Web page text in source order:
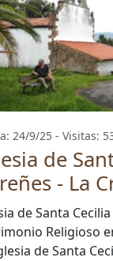
24/9/25 - Visitas:
de
- La
de Santa
Religioso
de Santa